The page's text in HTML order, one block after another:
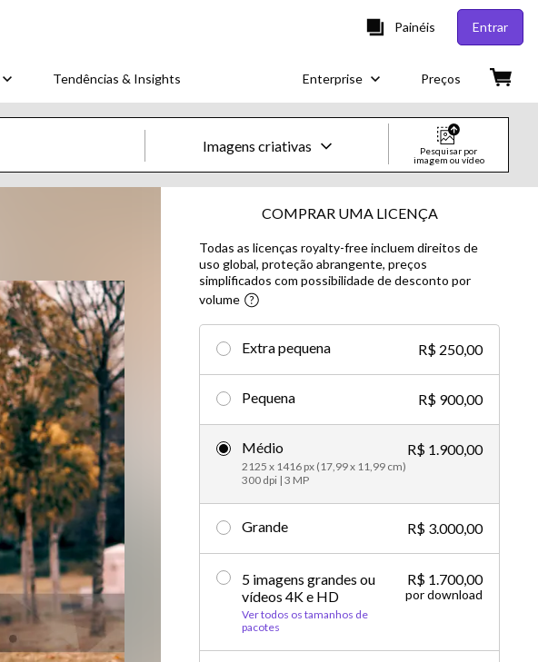
Painéis Entrar
Tendências & Insights Enterprise Preços
Imagens criativas
Imagens
Imagens criativas
Vídeos criativos
Vídeos editoriais
Pesquisar por
imagem ou vídeo
COMPRAR UMA LICENÇA
Todas as licenças royalty-free incluem direitos de
uso global, proteção abrangente, preços
simplificados com possibilidade de desconto por
volume​
Extra pequena R$ 250,00
Pequena R$ 900,00
Médio
2125 x 1416 px (17,99 x 11,99 cm)
300 dpi | 3 MP
R$ 1.900,00
Grande R$ 3.000,00
5 imagens grandes ou
vídeos 4K e HD
Ver todos os tamanhos de
pacotes
R$ 1.700,00
por download